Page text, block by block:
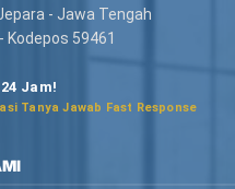
- Jawa Tengah
Kodepos 59461
Jam!
Tanya Jawab Fast Response